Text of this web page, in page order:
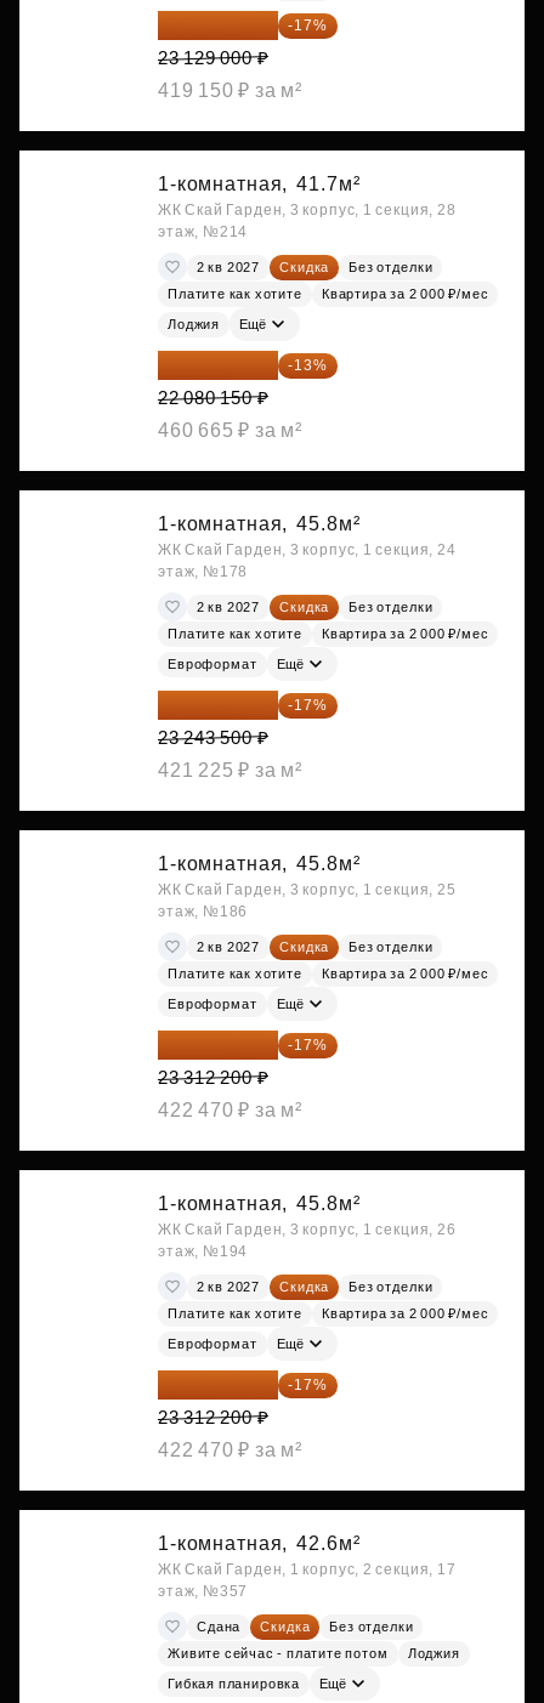
19 197 070 ₽ -17%
23 129 000 ₽
419 150 ₽ за м²
1-комнатная, 41.7м²
ЖК Скай Гарден, 3 корпус, 1 секция, 28
этаж, №214
2 кв 2027 Скидка
Без отделки
Платите как хотите
Квартира за 2 000 ₽/мес
Лоджия Ещё
19 209 731 ₽ -13%
22 080 150 ₽
460 665 ₽ за м²
1-комнатная, 45.8м²
ЖК Скай Гарден, 3 корпус, 1 секция, 24
этаж, №178
2 кв 2027 Скидка
Без отделки
Платите как хотите
Квартира за 2 000 ₽/мес
Евроформат Ещё
19 292 105 ₽ -17%
23 243 500 ₽
421 225 ₽ за м²
1-комнатная, 45.8м²
ЖК Скай Гарден, 3 корпус, 1 секция, 25
этаж, №186
2 кв 2027 Скидка
Без отделки
Платите как хотите
Квартира за 2 000 ₽/мес
Евроформат Ещё
19 349 126 ₽ -17%
23 312 200 ₽
422 470 ₽ за м²
1-комнатная, 45.8м²
ЖК Скай Гарден, 3 корпус, 1 секция, 26
этаж, №194
2 кв 2027 Скидка
Без отделки
Платите как хотите
Квартира за 2 000 ₽/мес
Евроформат Ещё
19 349 126 ₽ -17%
23 312 200 ₽
422 470 ₽ за м²
1-комнатная, 42.6м²
ЖК Скай Гарден, 1 корпус, 2 секция, 17
этаж, №357
Сдана Скидка
Без отделки
Живите сейчас - платите потом
Лоджия
Гибкая планировка Ещё